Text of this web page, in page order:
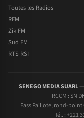
Toutes les Radios
RFM
Zik FM
Sud FM
RTS RSI
SENEGO MEDIA SUARL—
RCCM : SN
Fass Paillote, rond-point
Tél. : +221